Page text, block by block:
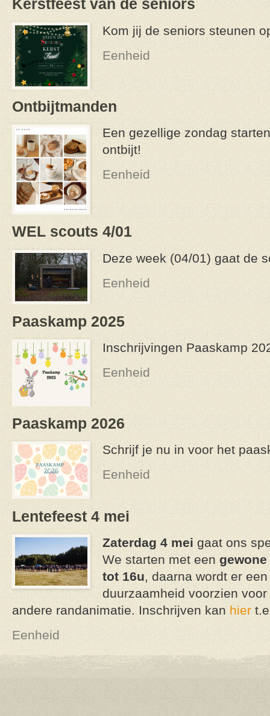
Kerstfeest van de seniors
Kom jij de seniors steunen
Eenheid
Ontbijtmanden
Een gezellige zondag
ontbijt!
Eenheid
WEL scouts 4/01
Deze week (04/01) gaat de
Eenheid
Paaskamp 2025
Inschrijvingen Paaskamp
Eenheid
Paaskamp 2026
Schrijf je nu in voor het
Eenheid
Lentefeest 4 mei
Zaterdag 4 mei gaat ons
We starten met een
tot 16u, daarna wordt er
duurzaamheid voorzien
andere randanimatie. Inschrijven kan hier
Eenheid